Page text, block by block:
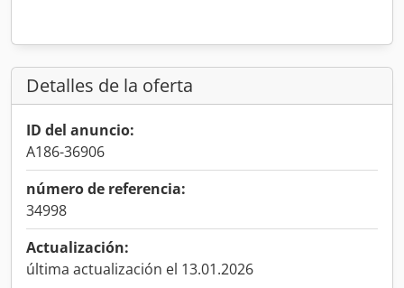
Detalles de la oferta
ID del anuncio:
A186-36906
número de referencia:
34998
Actualización:
última actualización el 13.01.2026